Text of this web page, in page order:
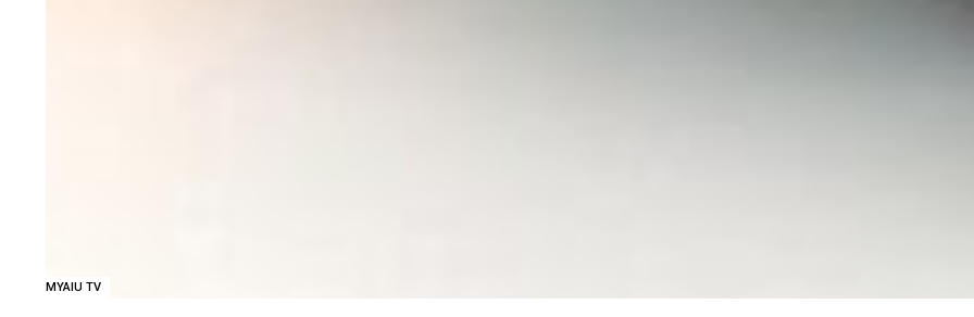
MYAIU TV